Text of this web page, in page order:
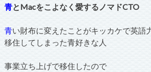
青とMacをこよなく愛するノマドCTO
青い財布に変えたことがキッカケで英語
移住してしまった青好きな人
事業立ち上げで移住したので